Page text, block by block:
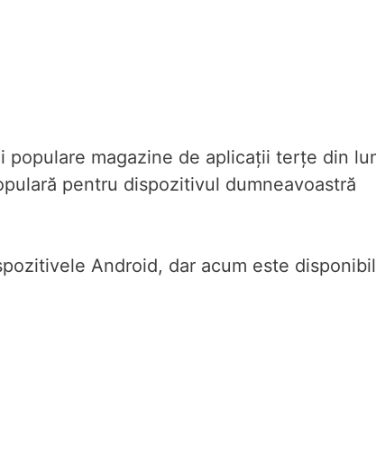
magazine de aplicații terțe din
pentru dispozitivul dumneavoastră
Android, dar acum este